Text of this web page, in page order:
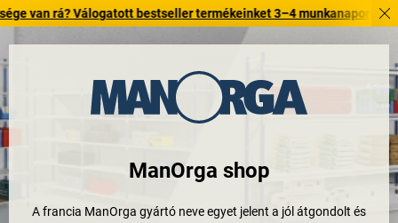
Válogatott bestseller termékeinket 3–4 munkanapon belül
ManOrga shop
A francia ManOrga gyártó neve egyet jelent a jól átgondolt és